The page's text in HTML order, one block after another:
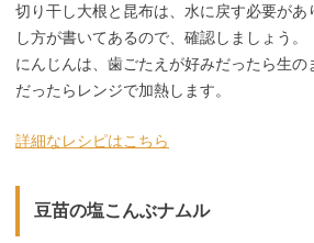
切り干し大根と昆布は、水に戻す必要があ
し方が書いてあるので、確認しましょう。
にんじんは、歯ごたえが好みだったら生の
だったらレンジで加熱します。
詳細なレシピはこちら
豆苗の塩こんぶナムル